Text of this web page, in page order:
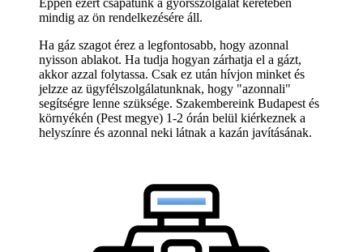
mindig az ön rendelkezésére áll.
Ha gáz szagot érez a legfontosabb, hogy azonnal
nyisson ablakot. Ha tudja hogyan zárhatja el a gázt,
akkor azzal folytassa. Csak ez után hívjon minket és
jelzze az ügyfélszolgálatunknak, hogy "azonnali"
segítségre lenne szüksége. Szakembereink Budapest és
környékén (Pest megye) 1-2 órán belül kiérkeznek a
helyszínre és azonnal neki látnak a kazán javításának.